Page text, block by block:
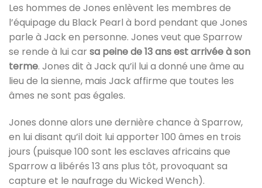
Les hommes de Jones enlèvent les membres de
l’équipage du Black Pearl à bord pendant que Jones
parle à Jack en personne. Jones veut que Sparrow
se rende à lui car sa peine de 13 ans est arrivée à son
terme. Jones dit à Jack qu’il lui a donné une âme au
lieu de la sienne, mais Jack affirme que toutes les
âmes ne sont pas égales.
Jones donne alors une dernière chance à Sparrow,
en lui disant qu’il doit lui apporter 100 âmes en trois
jours (puisque 100 sont les esclaves africains que
Sparrow a libérés 13 ans plus tôt, provoquant sa
capture et le naufrage du Wicked Wench).